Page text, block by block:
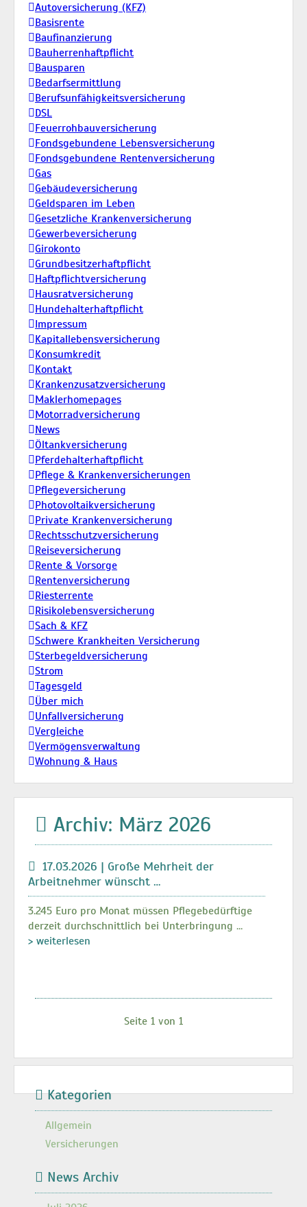
Autoversicherung (KFZ)
Basisrente
Baufinanzierung
Bauherrenhaftpflicht
Bausparen
Bedarfsermittlung
Berufs­unfähigkeitsversicherung
DSL
Feuerrohbauversicherung
Fondsgebundene Lebensversicherung
Fondsgebundene Rentenversicherung
Gas
Gebäudeversicherung
Geldsparen im Leben
Gesetzliche Krankenversicherung
Gewerbeversicherung
Girokonto
Grundbesitzerhaftpflicht
Haftpflichtversicherung
Hausratversicherung
Hundehalterhaftpflicht
Impressum
Kapitallebensversicherung
Konsumkredit
Kontakt
Krankenzusatzversicherung
Maklerhomepages
Motorradversicherung
News
Öltankversicherung
Pferdehalterhaftpflicht
Pflege & Krankenversicherungen
Pflegeversicherung
Photovoltaikversicherung
Private Krankenversicherung
Rechtsschutzversicherung
Reiseversicherung
Rente & Vorsorge
Rentenversicherung
Riesterrente
Risikolebensversicherung
Sach & KFZ
Schwere Krankheiten Versicherung
Sterbegeldversicherung
Strom
Tagesgeld
Über mich
Unfallversicherung
Vergleiche
Vermögensverwaltung
Wohnung & Haus
Archiv: März 2026
17.03.2026 | Große Mehrheit der
Arbeitnehmer wünscht …
3.245 Euro pro Monat müssen Pflegebedürftige
derzeit durchschnittlich bei Unterbringung …
> weiterlesen
Seite 1 von 1
Kategorien
Allgemein
Versicherungen
News Archiv